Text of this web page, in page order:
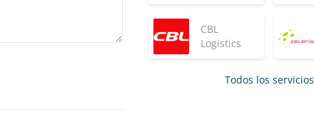
CBL
Logistics
Todos los servicios